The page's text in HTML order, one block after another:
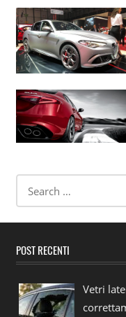
POST RECENTI
Vetri